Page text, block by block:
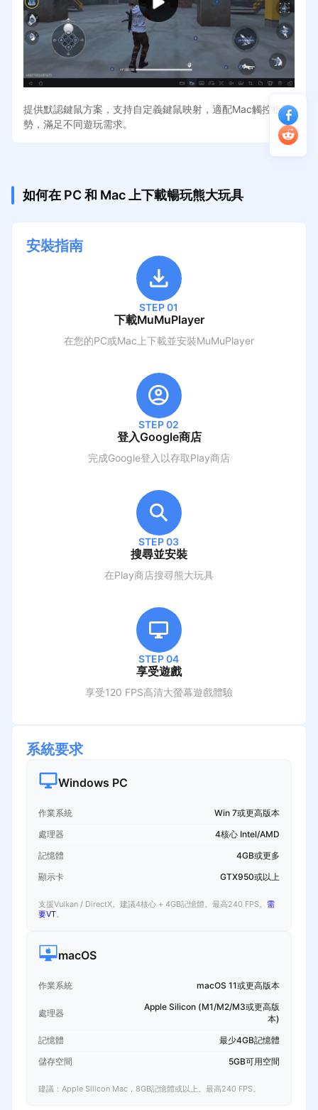
提供默認鍵鼠方案，支持自定義鍵鼠映射，適配Mac觸控板手
勢，滿足不同遊玩需求。
如何在 PC 和 Mac 上下載暢玩熊大玩具
安裝指南
STEP 01
下載MuMuPlayer
在您的PC或Mac上下載並安裝MuMuPlayer
STEP 02
登入Google商店
完成Google登入以存取Play商店
STEP 03
搜尋並安裝
在Play商店搜尋熊大玩具
STEP 04
享受遊戲
享受120 FPS高清大螢幕遊戲體驗
系統要求
Windows PC
作業系統
Win 7或更高版本
處理器
4核心 Intel/AMD
記憶體
4GB或更多
顯示卡
GTX950或以上
支援Vulkan / DirectX。建議4核心 + 4GB記憶體。最高240 FPS。 需
要VT。
macOS
作業系統 macOS 11或更高版本
處理器
Apple Silicon (M1/M2/M3或更高版
本)
記憶體
最少4GB記憶體
儲存空間
5GB可用空間
建議：Apple Silicon Mac，8GB記憶體或以上。最高240 FPS。